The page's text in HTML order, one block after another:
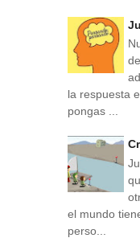
la respuesta
pongas ...
el mundo
perso...